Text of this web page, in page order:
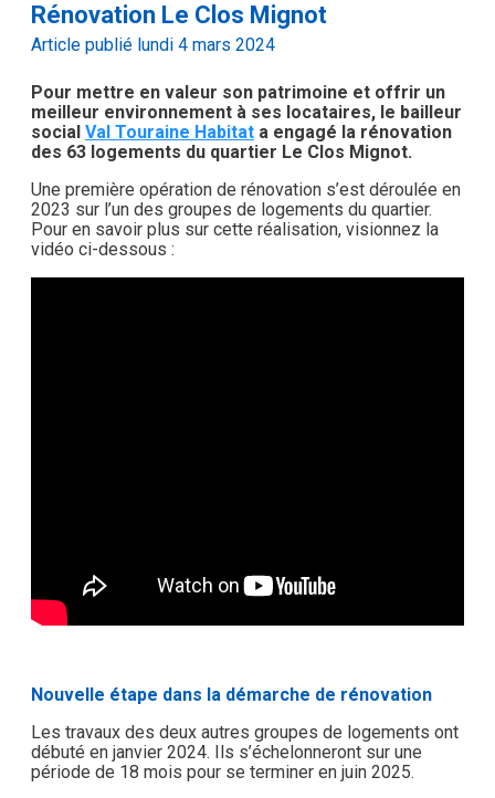
Rénovation Le Clos Mignot
Article publié lundi 4 mars 2024
Pour mettre en valeur son patrimoine et offrir un
meilleur environnement à ses locataires, le bailleur
social Val Touraine Habitat a engagé la rénovation
des 63 logements du quartier Le Clos Mignot.
Une première opération de rénovation s’est déroulée en
2023 sur l’un des groupes de logements du quartier.
Pour en savoir plus sur cette réalisation, visionnez la
vidéo ci-dessous :
Nouvelle étape dans la démarche de rénovation
Les travaux des deux autres groupes de logements ont
débuté en janvier 2024. Ils s’échelonneront sur une
période de 18 mois pour se terminer en juin 2025.